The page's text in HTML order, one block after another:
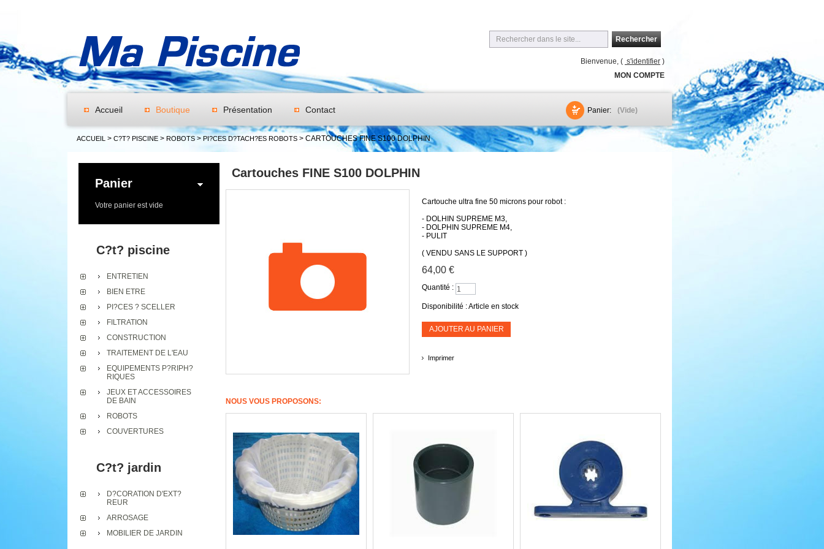
Accueil Boutique Présentation Contact
Bienvenue, ( s'identifier )
MON COMPTE
Panier: (Vide)
Rechercher
Panier
Votre panier est vide
C?t? piscine
ENTRETIEN
BIEN ETRE
PI?CES ? SCELLER
FILTRATION
CONSTRUCTION
TRAITEMENT DE L'EAU
EQUIPEMENTS P?RIPH?
RIQUES
JEUX ET ACCESSOIRES
DE BAIN
ROBOTS
COUVERTURES
C?t? jardin
D?CORATION D'EXT?
REUR
ARROSAGE
MOBILIER DE JARDIN
ACCUEIL > C?T? PISCINE > ROBOTS > PI?CES D?TACH?ES ROBOTS > CARTOUCHES FINE S100 DOLPHIN
Cartouches FINE S100 DOLPHIN
Cartouche ultra fine 50 microns pour robot :
- DOLHIN SUPREME M3,
- DOLPHIN SUPREME M4,
- PULIT
( VENDU SANS LE SUPPORT )
64,00 €
Quantité :
Disponibilité :Article en stock
AJOUTER AU PANIER
Imprimer
NOUS VOUS PROPOSONS: